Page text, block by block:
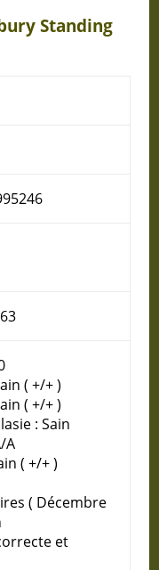
Standing
( +/+ )
( +/+ )
: Sain
A
( +/+ )
( Décembre
et